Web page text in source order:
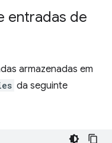
entradas de
armazenadas em
da seguinte